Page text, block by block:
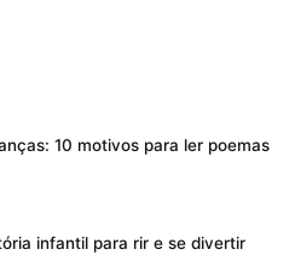
10 motivos para ler poemas
infantil para rir e se divertir